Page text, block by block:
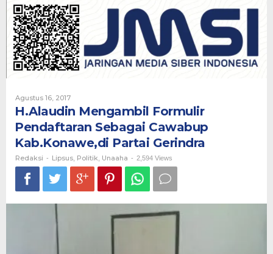
Sebagai
Kab.Konawe,di
Partai
Gerindra
Agustus 16, 2017Oleh
H.Alaudin Mengambil Formulir
Pendaftaran Sebagai Cawabup
Kab.Konawe,di Partai Gerindra
Redaksi - Lipsus Politik Unaaha - 2,594 Views